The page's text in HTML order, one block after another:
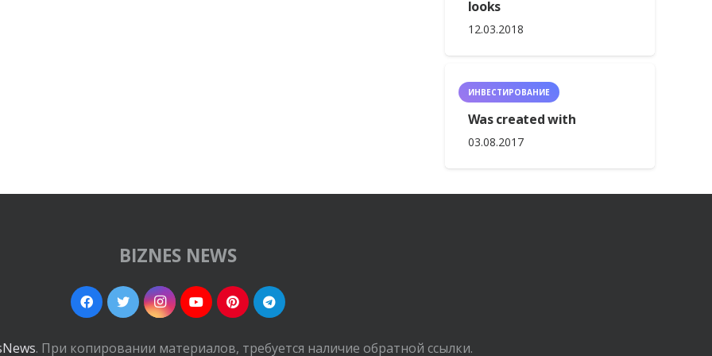
looks
12.03.2018
ИНВЕСТИРОВАНИЕ
Was created with
03.08.2017
BIZNES NEWS
. При копировании материалов, требуется наличие обратной ссылки.